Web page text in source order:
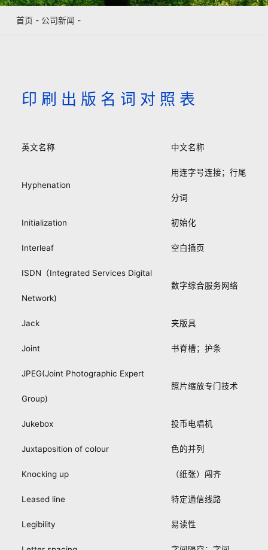
首页 - 公司新闻 -
印 刷 出 版 名 词 对 照 表
英文名称 中文名称
Hyphenation
用连字号连接；行尾
分词
Initialization 初始化
Interleaf 空白插页
ISDN（Integrated Services Digital
Network)
数字综合服务网络
Jack 夹版具
Joint 书脊槽；护条
JPEG(Joint Photographic Expert
Group)
照片缩放专门技术
Jukebox 投币电唱机
Juxtaposition of colour 色的并列
Knocking up （纸张）闯齐
Leased line 特定通信线路
Legibility 易读性